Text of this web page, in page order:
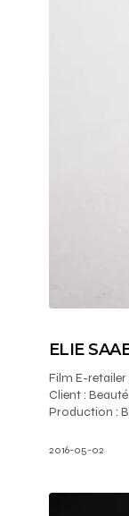
ELIE
Film E-retailer
Client :
Production :
2016-05-02